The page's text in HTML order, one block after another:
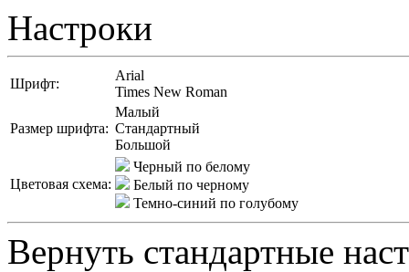
Настроки
Шрифт:
Arial
Times New Roman
Размер шрифта:
Малый
Стандартный
Большой
Цветовая схема:
Черный по белому
Белый по черному
Темно-синий по голубому
Вернуть стандартные